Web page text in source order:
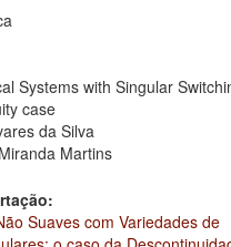
Systems with Singular
case
da Silva
Martins
Suaves com Variedades de